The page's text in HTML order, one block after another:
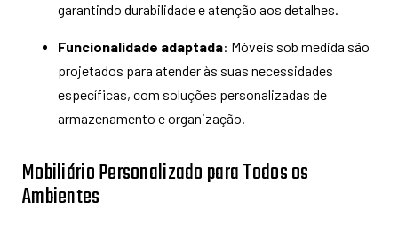
garantindo durabilidade e atenção aos detalhes.
Funcionalidade adaptada: Móveis sob medida são
projetados para atender às suas necessidades
específicas, com soluções personalizadas de
armazenamento e organização.
Mobiliário Personalizado para Todos os
Ambientes